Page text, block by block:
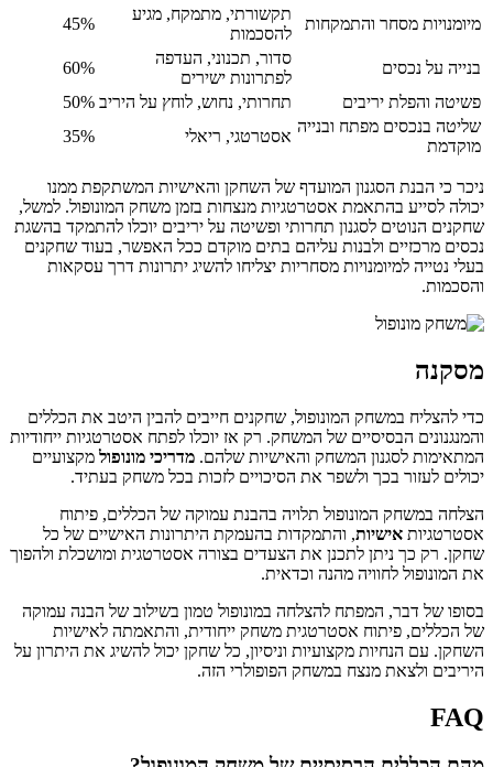
מיומנויות מסחר והתמקחות
תקשורתי, מתמקח, מגיע
להסכמות
45%
בנייה על נכסים
סדור, תכנוני, העדפה
לפתרונות ישירים
60%
פשיטה והפלת יריבים
תחרותי, נחוש, לוחץ על היריב 50%
שליטה בנכסים מפתח ובנייה
מוקדמת
אסטרטגי, ריאלי 35%
ניכר כי הבנת הסגנון המועדף של השחקן והאישיות המשתקפת ממנו
יכולה לסייע בהתאמת אסטרטגיות מנצחות בזמן משחק המונופול. למשל,
שחקנים הנוטים לסגנון תחרותי ופשיטה על יריבים יוכלו להתמקד בהשגת
נכסים מרכזיים ולבנות עליהם בתים מוקדם ככל האפשר, בעוד שחקנים
בעלי נטייה למיומנויות מסחריות יצליחו להשיג יתרונות דרך עסקאות
והסכמות.
מסקנה
כדי להצליח במשחק המונופול, שחקנים חייבים להבין היטב את הכללים
והמנגנונים הבסיסיים של המשחק. רק אז יוכלו לפתח אסטרטגיות ייחודיות
המתאימות לסגנון המשחק והאישיות שלהם. מדריכי מונופול מקצועיים
יכולים לעזור בכך ולשפר את הסיכויים לזכות בכל משחק בעתיד.
הצלחה במשחק המונופול תלויה בהבנת עמוקה של הכללים, פיתוח
אסטרטגיות אישיות, והתמקדות בהעמקת היתרונות האישיים של כל
שחקן. רק כך ניתן לתכנן את הצעדים בצורה אסטרטגית ומושכלת ולהפוך
את המונופול לחוויה מהנה וכדאית.
בסופו של דבר, המפתח להצלחה במונופול טמון בשילוב של הבנה עמוקה
של הכללים, פיתוח אסטרטגית משחק ייחודית, והתאמתה לאישיות
השחקן. עם הנחיות מקצועיות וניסיון, כל שחקן יכול להשיג את היתרון על
היריבים ולצאת מנצח במשחק הפופולרי הזה.
FAQ